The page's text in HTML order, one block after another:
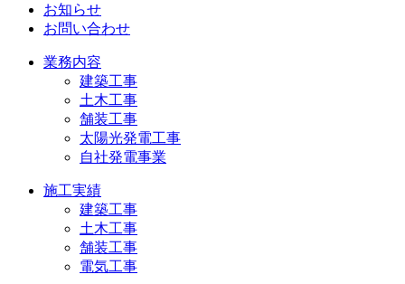
お知らせ
お問い合わせ
業務内容
建築工事
土木工事
舗装工事
太陽光発電工事
自社発電事業
施工実績
建築工事
土木工事
舗装工事
電気工事